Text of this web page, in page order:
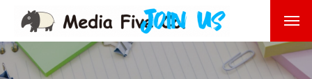
企業を知る About